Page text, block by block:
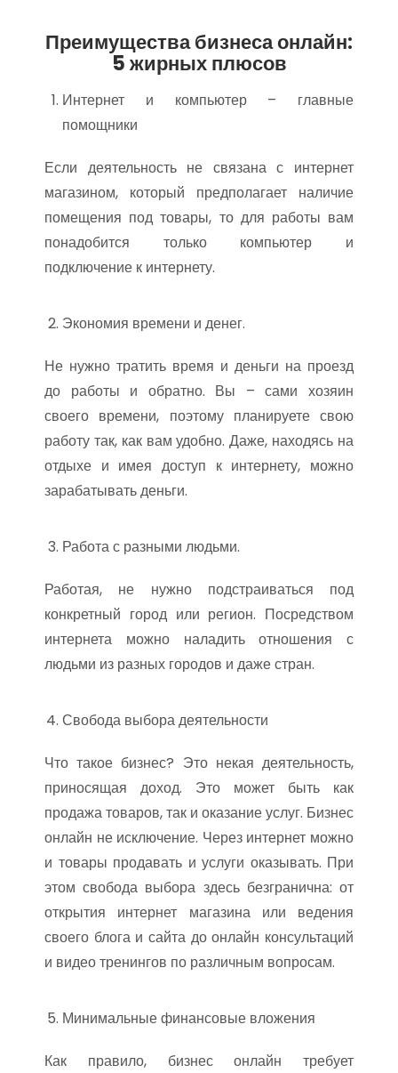
Преимущества бизнеса онлайн:
5 жирных плюсов
Интернет и компьютер – главные
помощники
Если деятельность не связана с интернет
магазином, который предполагает наличие
помещения под товары, то для работы вам
понадобится только компьютер и
подключение к интернету.
Экономия времени и денег.
Не нужно тратить время и деньги на проезд
до работы и обратно. Вы – сами хозяин
своего времени, поэтому планируете свою
работу так, как вам удобно. Даже, находясь на
отдыхе и имея доступ к интернету, можно
зарабатывать деньги.
Работа с разными людьми.
Работая, не нужно подстраиваться под
конкретный город или регион. Посредством
интернета можно наладить отношения с
людьми из разных городов и даже стран.
Свобода выбора деятельности
Что такое бизнес? Это некая деятельность,
приносящая доход. Это может быть как
продажа товаров, так и оказание услуг. Бизнес
онлайн не исключение. Через интернет можно
и товары продавать и услуги оказывать. При
этом свобода выбора здесь безгранична: от
открытия интернет магазина или ведения
своего блога и сайта до онлайн консультаций
и видео тренингов по различным вопросам.
Минимальные финансовые вложения
Как правило, бизнес онлайн требует